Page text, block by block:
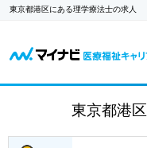
東京都港区にある理学療法士の求人
東京都港区